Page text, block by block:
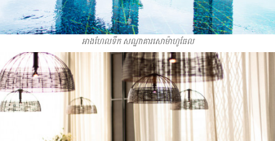
អាងហែលទឹក សណ្ឋាគារសោម៉ាហូធែល